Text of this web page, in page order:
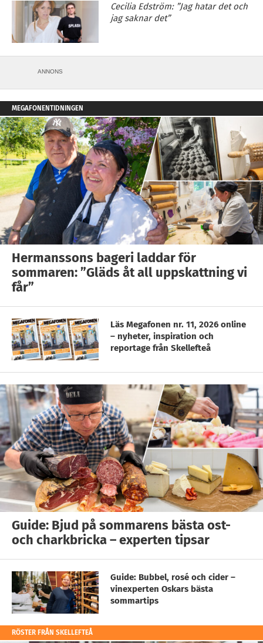
Cecilia Edström: ”Jag hatar det och
jag saknar det”
ANNONS
MEGAFONENTIDNINGEN
Hermanssons bageri laddar för
sommaren: ”Gläds åt all uppskattning vi
får”
Läs Megafonen nr. 11, 2026 online
– nyheter, inspiration och
reportage från Skellefteå
Guide: Bjud på sommarens bästa ost-
och charkbricka – experten tipsar
Guide: Bubbel, rosé och cider –
vinexperten Oskars bästa
sommartips
RÖSTER FRÅN SKELLEFTEÅ